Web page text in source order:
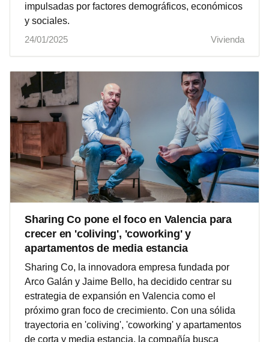
impulsadas por factores demográficos, económicos
y sociales.
24/01/2025
Vivienda
Sharing Co pone el foco en Valencia para
crecer en 'coliving', 'coworking' y
apartamentos de media estancia
Sharing Co, la innovadora empresa fundada por
Arco Galán y Jaime Bello, ha decidido centrar su
estrategia de expansión en Valencia como el
próximo gran foco de crecimiento. Con una sólida
trayectoria en 'coliving', 'coworking' y apartamentos
de corta y media estancia, la compañía busca